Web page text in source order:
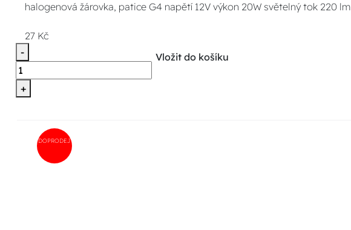
halogenová žárovka, patice G4 napětí 12V výkon 20W světelný tok 220 lm
27 Kč
-
+
Vložit do košíku
DOPRODEJ